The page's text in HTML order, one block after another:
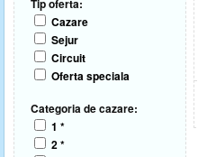
Tip oferta:
Cazare
Sejur
Circuit
Oferta speciala
Categoria de cazare:
1 *
2 *